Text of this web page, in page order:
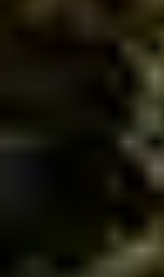
jedes